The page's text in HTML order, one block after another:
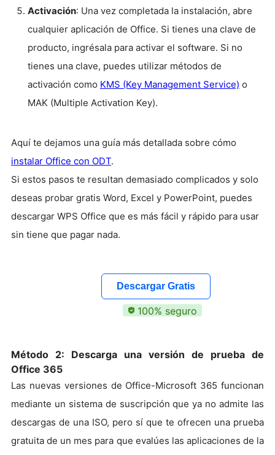
Activación: Una vez completada la instalación, abre
cualquier aplicación de Office. Si tienes una clave de
producto, ingrésala para activar el software. Si no
tienes una clave, puedes utilizar métodos de
activación como KMS (Key Management Service) o
MAK (Multiple Activation Key).
Aquí te dejamos una guía más detallada sobre cómo
instalar Office con ODT.
Si estos pasos te resultan demasiado complicados y solo
deseas probar gratis Word, Excel y PowerPoint, puedes
descargar WPS Office que es más fácil y rápido para usar
sin tiene que pagar nada.
Descargar Gratis
100% seguro
Método 2: Descarga una versión de prueba de
Office 365
Las nuevas versiones de Office-Microsoft 365 funcionan
mediante un sistema de suscripción que ya no admite las
descargas de una ISO, pero sí que te ofrecen una prueba
gratuita de un mes para que evalúes las aplicaciones de la